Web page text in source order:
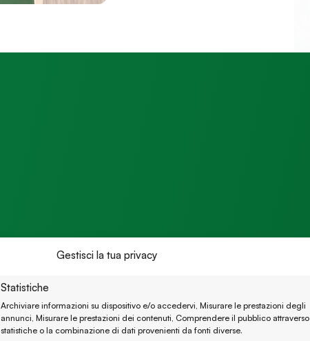
Gestisci la tua privacy
Statistiche
Archiviare informazioni su dispositivo e/o accedervi, Misurare le prestazioni degli
annunci, Misurare le prestazioni dei contenuti, Comprendere il pubblico attraverso
statistiche o la combinazione di dati provenienti da fonti diverse.